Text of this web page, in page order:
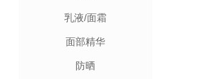
乳液/面霜
面部精华
防晒